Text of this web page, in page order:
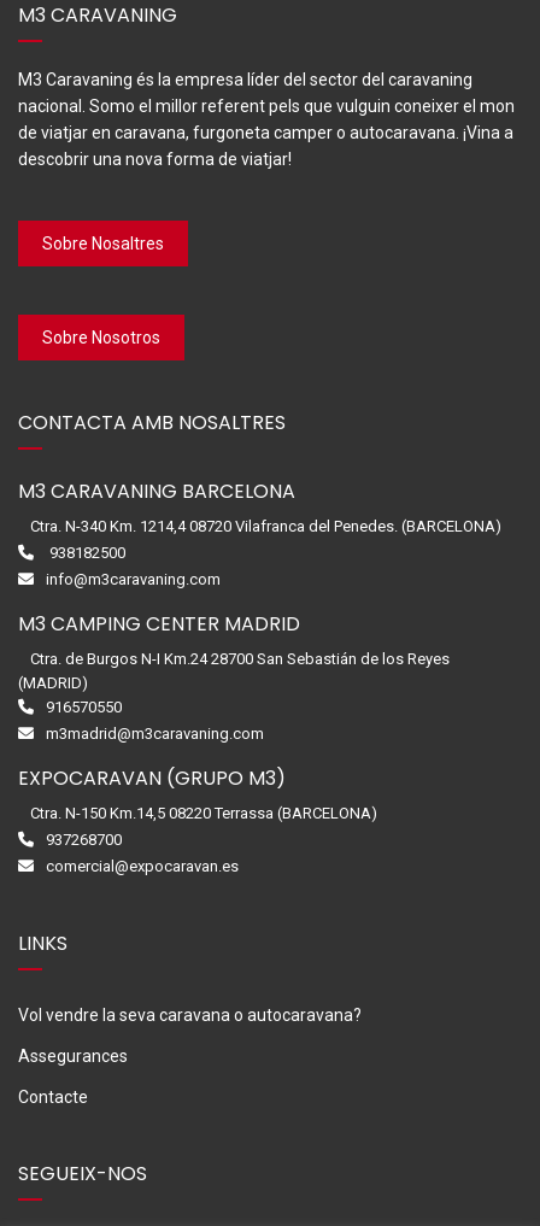
M3 CARAVANING
M3 Caravaning és la empresa líder del sector del caravaning
nacional. Somo el millor referent pels que vulguin coneixer el mon
de viatjar en caravana, furgoneta camper o autocaravana. ¡Vina a
descobrir una nova forma de viatjar!
Sobre Nosaltres
Sobre Nosotros
CONTACTA AMB NOSALTRES
M3 CARAVANING BARCELONA
Ctra. N-340 Km. 1214,4 08720 Vilafranca del Penedes. (BARCELONA)
938182500
info@m3caravaning.com
M3 CAMPING CENTER MADRID
Ctra. de Burgos N-I Km.24 28700 San Sebastián de los Reyes
(MADRID)
916570550
m3madrid@m3caravaning.com
EXPOCARAVAN (GRUPO M3)
Ctra. N-150 Km.14,5 08220 Terrassa (BARCELONA)
937268700
comercial@expocaravan.es
LINKS
Vol vendre la seva caravana o autocaravana?
Assegurances
Contacte
SEGUEIX-NOS